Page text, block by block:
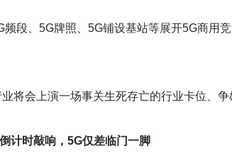
段、5G牌照、5G铺设基站等展开5G商用
将会上演一场事关生死存亡的行业卡位、争
倒计时敲响，5G仅差临门一脚